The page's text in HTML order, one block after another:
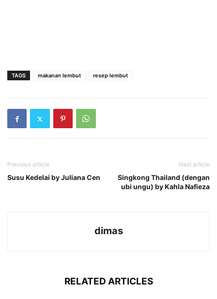
TAGS makanan lembut resep lembut
Previous article
Susu Kedelai by Juliana Cen
Next article
Singkong Thailand (dengan
ubi ungu) by Kahla Nafieza
dimas
RELATED ARTICLES